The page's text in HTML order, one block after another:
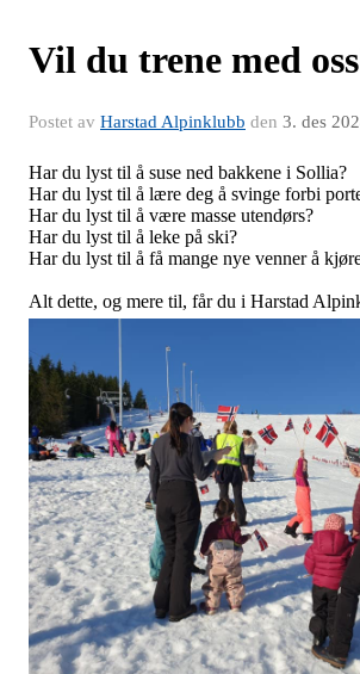
Vil du trene med
Postet av Harstad Alpinklubb den 3. des
Har du lyst til å suse ned bakkene i Sollia?
Har du lyst til å lære deg å svinge forbi
Har du lyst til å være masse utendørs?
Har du lyst til å leke på ski?
Har du lyst til å få mange nye venner å
Alt dette, og mere til, får du i Harstad